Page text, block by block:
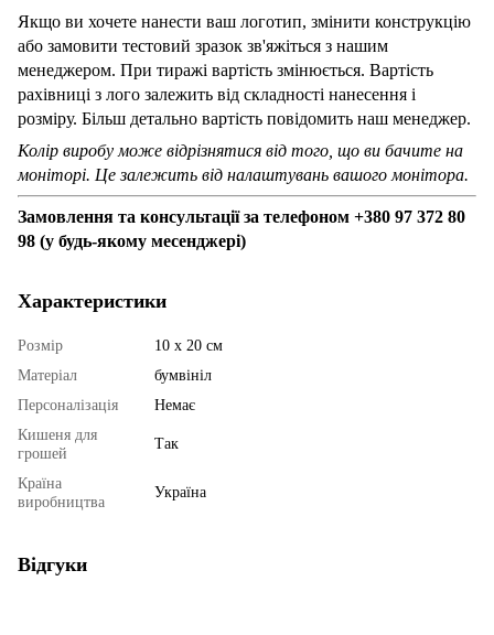
Якщо ви хочете нанести ваш логотип, змінити конструкцію
або замовити тестовий зразок зв'яжіться з нашим
менеджером. При тиражі вартість змінюється. Вартість
рахівниці з лого залежить від складності нанесення і
розміру. Більш детально вартість повідомить наш менеджер.
Колір виробу може відрізнятися від того, що ви бачите на
моніторі. Це залежить від налаштувань вашого монітора.
Замовлення та консультації за телефоном +380 97 372 80
98 (у будь-якому месенджері)
Характеристики
Розмір
10 х 20 см
Матеріал
бумвініл
Персоналізація
Немає
Кишеня для
грошей
Так
Країна
виробництва
Україна
Відгуки